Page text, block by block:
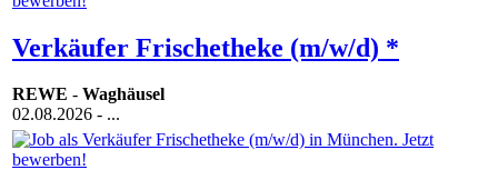
Verkäufer Frischetheke (m/w/d) *
REWE - Waghäusel
02.08.2026 - ...